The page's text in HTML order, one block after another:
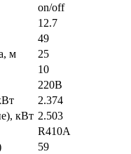
on/off
12.7
49
м
25
10
220В
2.374
кВт 2.503
R410A
59